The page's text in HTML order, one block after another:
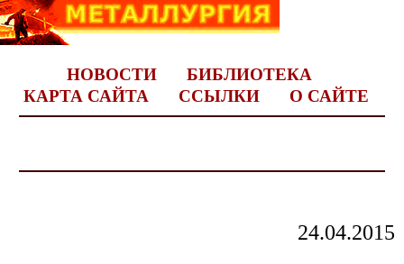
НОВОСТИ
БИБЛИОТЕКА
КАРТА САЙТА
ССЫЛКИ О САЙТЕ
24.04.2015